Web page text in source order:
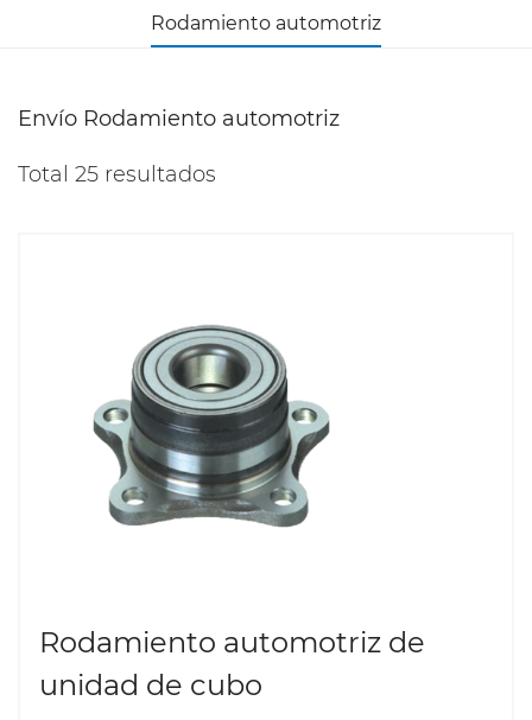
Rodamiento automotriz
Envío Rodamiento automotriz
Total 25 resultados
Rodamiento automotriz de
unidad de cubo